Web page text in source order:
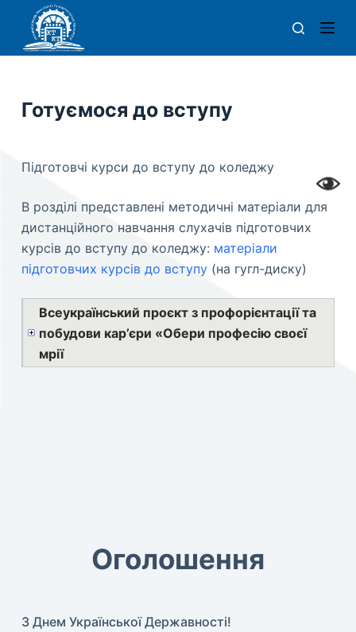
р
й
т
д
в
м
с
Готуємося до вступу
Підготовчі курси до вступу до коледжу
В розділі представлені методичні матеріали для
дистанційного навчання слухачів підготовчих
курсів до вступу до коледжу: матеріали
підготовчих курсів до вступу(на гугл-диску)
Всеукраїнський проєкт з профорієнтації та
побудови кар’єри «Обери професію своєї
мрії
Оголошення
З Днем Української Державності!